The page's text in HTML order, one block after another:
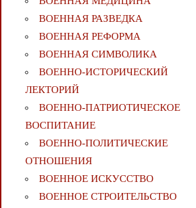
ВОЕННАЯ РАЗВЕДКА
ВОЕННАЯ РЕФОРМА
ВОЕННАЯ СИМВОЛИКА
ВОЕННО-ИСТОРИЧЕСКИЙ
ЛЕКТОРИЙ
ВОЕННО-ПАТРИОТИЧЕСКОЕ
ВОСПИТАНИЕ
ВОЕННО-ПОЛИТИЧЕСКИE
ОТНОШЕНИЯ
ВОЕННОЕ ИСКУССТВО
ВОЕННОЕ СТРОИТЕЛЬСТВО